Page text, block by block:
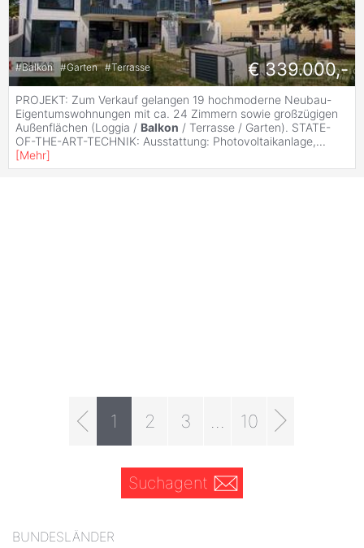
#Balkon #Garten #Terrasse € 339.000,-
PROJEKT: Zum Verkauf gelangen 19 hochmoderne Neubau-
Eigentumswohnungen mit ca. 24 Zimmern sowie großzügigen
Außenflächen (Loggia / Balkon / Terrasse / Garten). STATE-
OF-THE-ART-TECHNIK: Ausstattung: Photovoltaikanlage,...
[Mehr]
1 2 3 10
Suchagent
BUNDESLÄNDER